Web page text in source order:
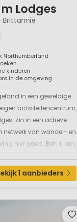
Lodges
Brittannië
Northumberland
kinderen
in de omgeving
in een geweldige
activiteitencentrum,
Zin in een actieve
netwerk van wandel- en
hier goed. Ben jij een
waar honden
1 aanbieders